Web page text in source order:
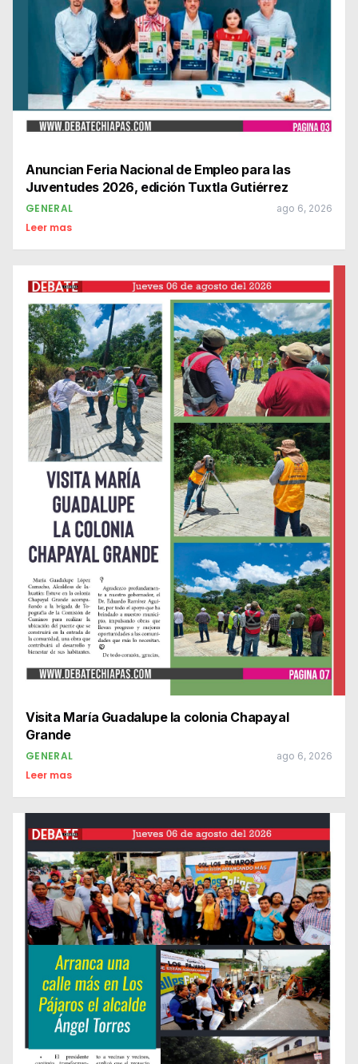
Anuncian Feria Nacional de Empleo para las
Juventudes 2026, edición Tuxtla Gutiérrez
GENERAL ago 6, 2026
Leer mas
Visita María Guadalupe la colonia Chapayal
Grande
GENERAL ago 6, 2026
Leer mas